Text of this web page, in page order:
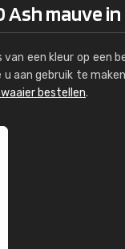
Ash mauve
van een kleur op een
u aan gebruik te
bestellen.